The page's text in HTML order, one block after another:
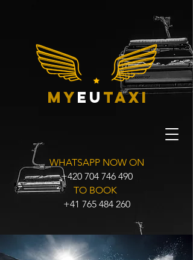
myeu taxi
WHATSAPP NOW ON
+420 704 746 490
TO BOOK
+41 765 484 260